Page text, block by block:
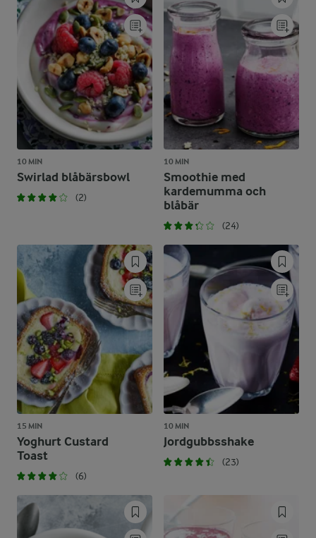
10 MIN
Swirlad blåbärsbowl
(2)
10 MIN
Smoothie med
kardemumma och
blåbär
(24)
15 MIN
Yoghurt Custard
Toast
(6)
10 MIN
Jordgubbsshake
(23)